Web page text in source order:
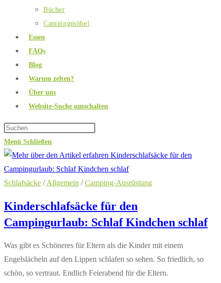
Bücher
Campingmöbel
Essen
FAQs
Blog
Warum zelten?
Über uns
Website-Suche umschalten
Menü Schließen
Schlafsäcke /Allgemein /Camping-Ausrüstung
Kinderschlafsäcke für den
Campingurlaub: Schlaf Kindchen schlaf
Was gibt es Schöneres für Eltern als die Kinder mit einem
Engelslächeln auf den Lippen schlafen so sehen. So friedlich, so
schön, so vertraut. Endlich Feierabend für die Eltern.